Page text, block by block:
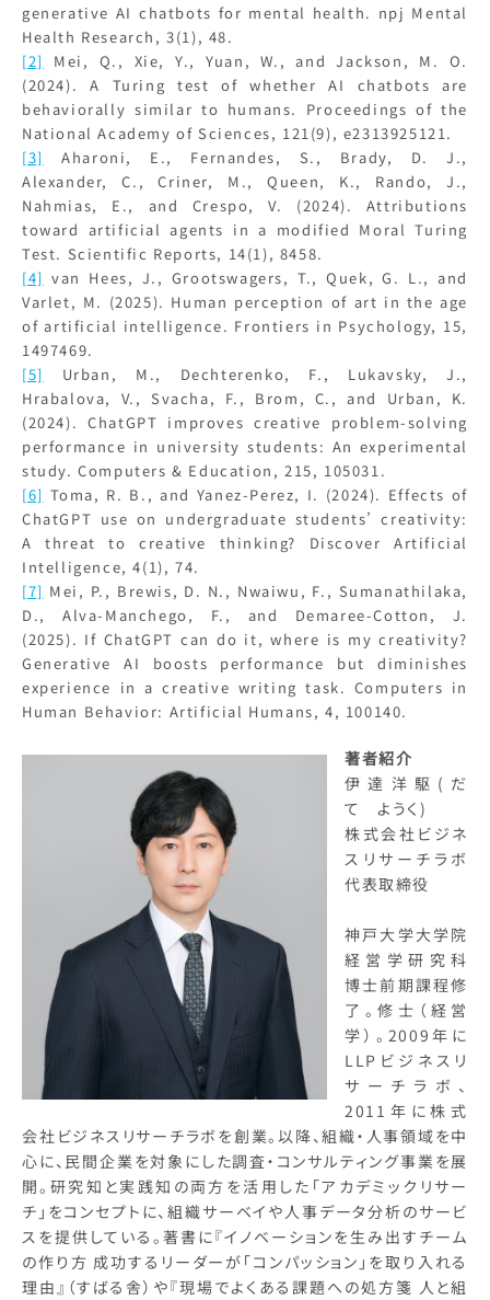
generative AI chatbots for mental health. npj Mental
Health Research, 3(1), 48.
[2]
Mei, Q., Xie, Y., Yuan, W., and Jackson, M. O.
(2024). A Turing test of whether AI chatbots are
behaviorally similar to humans. Proceedings of the
National Academy of Sciences, 121(9), e2313925121.
[3]
Aharoni, E., Fernandes, S., Brady, D. J.,
Alexander, C., Criner, M., Queen, K., Rando, J.,
Nahmias, E., and Crespo, V. (2024). Attributions
toward artificial agents in a modified Moral Turing
Test. Scientific Reports, 14(1), 8458.
[4] van Hees, J., Grootswagers, T., Quek, G. L., and
Varlet, M. (2025). Human perception of art in the age
of artificial intelligence. Frontiers in Psychology, 15,
1497469.
[5]
Urban, M., Dechterenko, F., Lukavsky, J.,
Hrabalova, V., Svacha, F., Brom, C., and Urban, K.
(2024). ChatGPT improves creative problem-solving
performance in university students: An experimental
study. Computers & Education, 215, 105031.
[6] Toma, R. B., and Yanez-Perez, I. (2024). Effects of
ChatGPT use on undergraduate students’ creativity:
A threat to creative thinking? Discover Artificial
Intelligence, 4(1), 74.
[7] Mei, P., Brewis, D. N., Nwaiwu, F., Sumanathilaka,
D., Alva-Manchego, F., and Demaree-Cotton, J.
(2025). If ChatGPT can do it, where is my creativity?
Generative AI boosts performance but diminishes
experience in a creative writing task. Computers in
Human Behavior: Artificial Humans, 4, 100140.
著者紹介
伊達洋駆(だ
て ようく)
株式会社ビジネ
スリサーチラボ
代表取締役
神戸大学大学院
経営学研究科
博士前期課程修
了。修士（経営
学）。2009年に
LLPビジネスリ
サーチラボ、
2011年に株式
会社ビジネスリサーチラボを創業。以降、組織・人事領域を中
心に、民間企業を対象にした調査・コンサルティング事業を展
開。研究知と実践知の両方を活用した「アカデミックリサー
チ」をコンセプトに、組織サーベイや人事データ分析のサービ
スを提供している。著書に『イノベーションを生み出すチーム
の作り方 成功するリーダーが「コンパッション」を取り入れる
理由』（すばる舎）や『現場でよくある課題への処方箋 人と組